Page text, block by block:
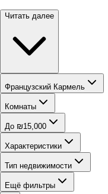
Читать далее
Французский Кармель
Комнаты
До ₪15,000
Характеристики
Тип недвижимости
Ещё фильтры